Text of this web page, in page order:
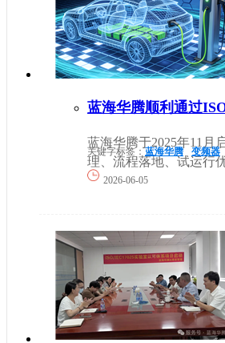
蓝海华腾顺利通过
蓝海华腾于2025年11月
理、流程落地、试运行
关键字标签：蓝海华腾 变频器
2026-06-05